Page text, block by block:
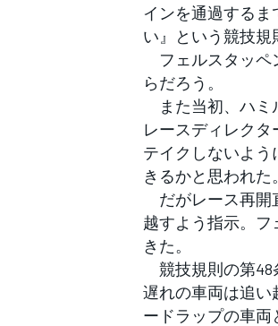
インを通過する
い』という競技規
フェルスタッペ
らだろう。
また当初、ハミ
レースディレク
テイクしないよ
きるかと思われた。
だがレース再開
越すよう指示。
きた。
競技規則の第48
遅れの車両は追い
ードラップの車